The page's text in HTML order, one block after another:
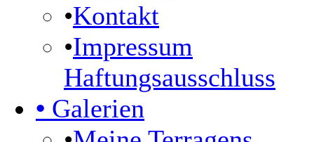
•Kontakt
•Impressum
Haftungsausschluss
• Galerien